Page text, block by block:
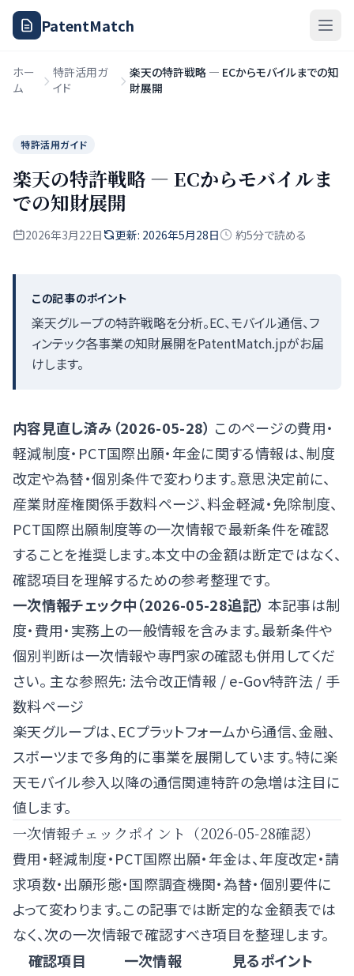
PatentMatch
ホー
ム
特許活用ガ
イド
楽天の特許戦略 — ECからモバイルまでの知
財展開
特許活用ガイド
楽天の特許戦略 — ECからモバイルま
での知財展開
2026年3月22日 更新: 2026年5月28日 約5分で読める
この記事のポイント
楽天グループの特許戦略を分析。EC、モバイル通信、フ
ィンテック各事業の知財展開をPatentMatch.jpがお届
けします。
内容見直し済み（2026-05-28） このページの費用・
軽減制度・PCT国際出願・年金に関する情報は、制度
改定や為替・個別条件で変わります。意思決定前に、
産業財産権関係手数料ページ、料金軽減・免除制度、
PCT国際出願制度等の一次情報で最新条件を確認
することを推奨します。本文中の金額は断定ではなく、
確認項目を理解するための参考整理です。
一次情報チェック中（2026-05-28追記） 本記事は制
度・費用・実務上の一般情報を含みます。最新条件や
個別判断は一次情報や専門家の確認も併用してくだ
さい。 主な参照先: 法令改正情報 /e-Gov特許法/ 手
数料ページ
楽天グループは、ECプラットフォームから通信、金融、
スポーツまで多角的に事業を展開しています。特に楽
天モバイル参入以降の通信関連特許の急増は注目に
値します。
一次情報チェックポイント（2026-05-28確認）
費用・軽減制度・PCT国際出願・年金は、年度改定・請
求項数・出願形態・国際調査機関・為替・個別要件に
よって変わります。この記事では断定的な金額表では
なく、次の一次情報で確認すべき項目を整理します。
確認項目
一次情報
見るポイント